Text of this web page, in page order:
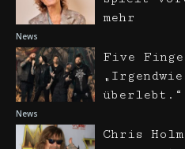
News
mehr
News
Five
überlebt.“
Chris